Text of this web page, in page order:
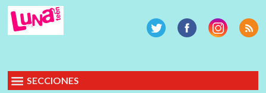
SECCIONES